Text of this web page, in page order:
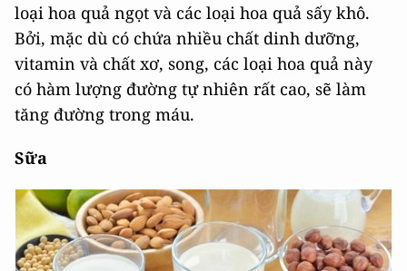
loại hoa quả ngọt và các loại hoa quả sấy khô.
Bởi, mặc dù có chứa nhiều chất dinh dưỡng,
vitamin và chất xơ, song, các loại hoa quả này
có hàm lượng đường tự nhiên rất cao, sẽ làm
tăng đường trong máu.
Sữa